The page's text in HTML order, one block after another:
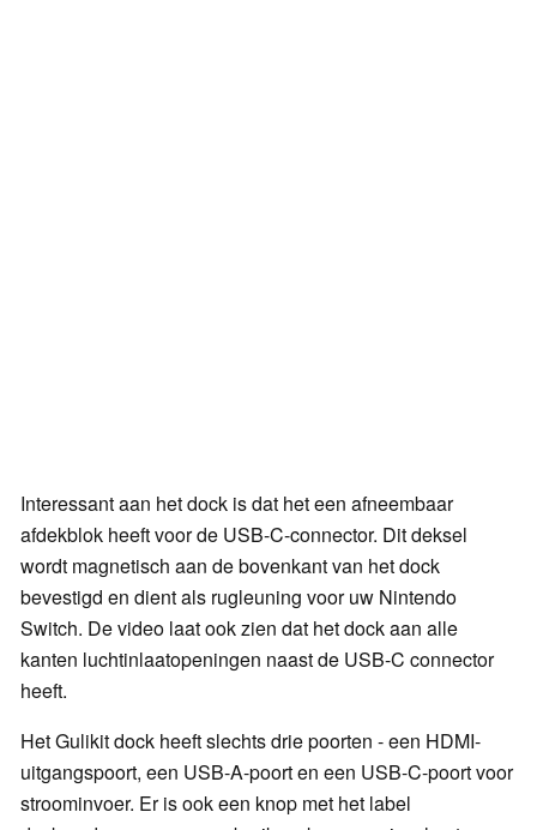
Interessant aan het dock is dat het een afneembaar
afdekblok heeft voor de USB-C-connector. Dit deksel
wordt magnetisch aan de bovenkant van het dock
bevestigd en dient als rugleuning voor uw Nintendo
Switch. De video laat ook zien dat het dock aan alle
kanten luchtinlaatopeningen naast de USB-C connector
heeft.
Het Gulikit dock heeft slechts drie poorten - een HDMI-
uitgangspoort, een USB-A-poort en een USB-C-poort voor
stroominvoer. Er is ook een knop met het label